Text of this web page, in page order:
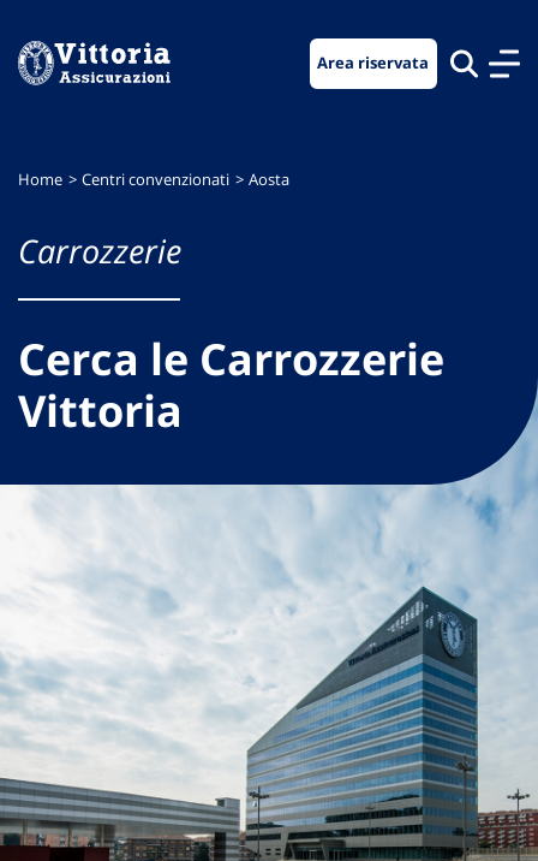
menu
contenuto
footer
Area riservata
Home Centri convenzionati Aosta
Carrozzerie
Cerca le Carrozzerie
Vittoria